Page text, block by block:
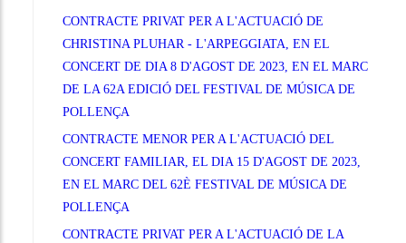
CONTRACTE PRIVAT PER A L'ACTUACIÓ DE
CHRISTINA PLUHAR - L'ARPEGGIATA, EN EL
CONCERT DE DIA 8 D'AGOST DE 2023, EN EL MARC
DE LA 62A EDICIÓ DEL FESTIVAL DE MÚSICA DE
POLLENÇA
CONTRACTE MENOR PER A L'ACTUACIÓ DEL
CONCERT FAMILIAR, EL DIA 15 D'AGOST DE 2023,
EN EL MARC DEL 62È FESTIVAL DE MÚSICA DE
POLLENÇA
CONTRACTE PRIVAT PER A L'ACTUACIÓ DE LA